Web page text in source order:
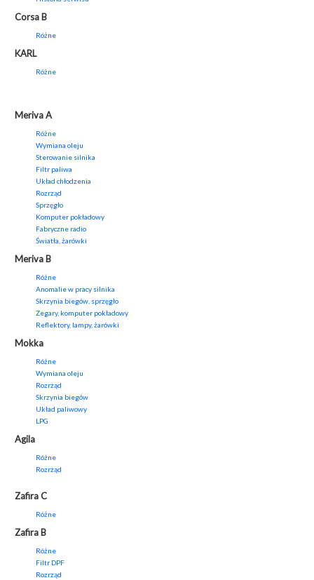
Corsa B
Różne
KARL
Różne
Meriva A
Różne
Wymiana oleju
Sterowanie silnika
Filtr paliwa
Układ chłodzenia
Rozrząd
Sprzęgło
Komputer pokładowy
Fabryczne radio
Światła, żarówki
Meriva B
Różne
Anomalie w pracy silnika
Skrzynia biegów, sprzęgło
Zegary, komputer pokładowy
Reflektory, lampy, żarówki
Mokka
Różne
Wymiana oleju
Rozrząd
Skrzynia biegów
Układ paliwowy
LPG
Agila
Różne
Rozrząd
Zafira C
Różne
Zafira B
Różne
Filtr DPF
Rozrząd